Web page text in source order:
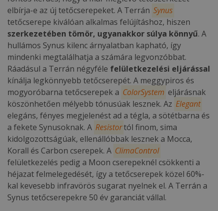
elbírja-e az új tetőcserepeket. A Terrán Synus
tetőcserepe kiválóan alkalmas felújításhoz, hiszen
szerkezetében tömör, ugyanakkor súlya könnyű. A
hullámos Synus kilenc árnyalatban kapható, így
mindenki megtalálhatja a számára legvonzóbbat.
Ráadásul a Terrán négyféle felületkezelési eljárással
kínálja legkönnyebb tetőcserepét. A meggypiros és
mogyoróbarna tetőcserepek a ColorSystem eljárásnak
köszönhetően mélyebb tónusúak lesznek. Az Elegant
elegáns, fényes megjelenést ad a tégla, a sötétbarna és
a fekete Synusoknak. A Resistortól finom, sima
kidolgozottságúak, ellenállóbbak lesznek a Mocca,
Korall és Carbon cserepek. A ClimaControl
felületkezelés pedig a Moon cserepeknél csökkenti a
héjazat felmelegedését, így a tetőcserepek közel 60%-
kal kevesebb infravörös sugarat nyelnek el. A Terrán a
Synus tetőcserepekre 50 év garanciát vállal.